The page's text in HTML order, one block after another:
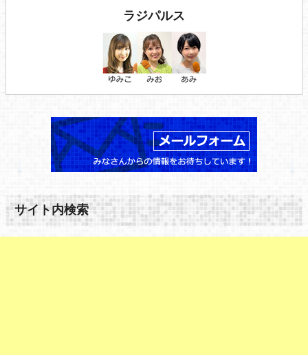
ラジパルス
サイト内検索